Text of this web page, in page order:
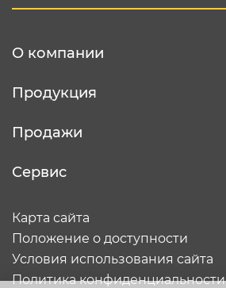
О компании
Продукция
Продажи
Сервис
Карта сайта
Положение о доступности
Условия использования сайта
Политика конфиденциальности